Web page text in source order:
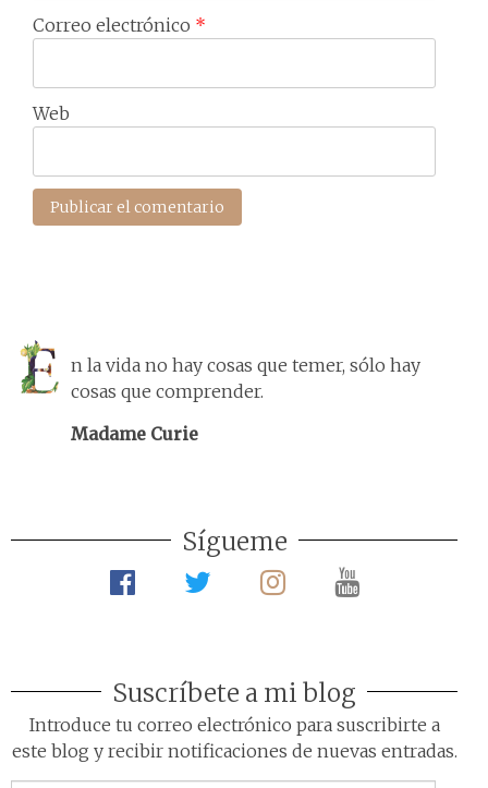
Correo electrónico *
Web
n la vida no hay cosas que temer, sólo hay
cosas que comprender.
Madame Curie
Sígueme
Suscríbete a mi blog
Introduce tu correo electrónico para suscribirte a
este blog y recibir notificaciones de nuevas entradas.